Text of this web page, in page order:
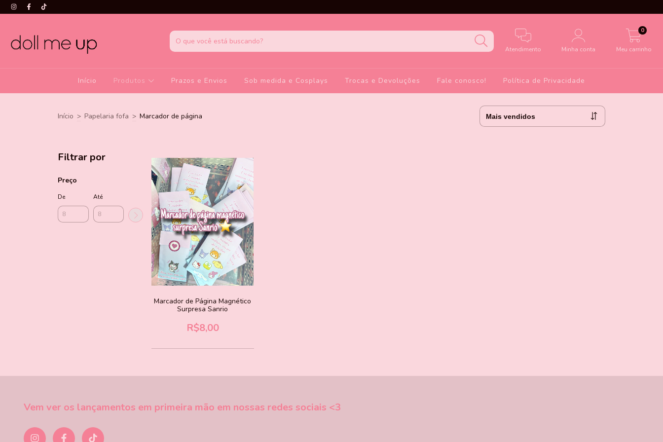
Atendimento Minha conta Meu carrinho
0
Início Produtos Prazos e Envios Sob medida e Cosplays Trocas e Devoluções Fale conosco! Política de Privacidade
Início > Papelaria fofa > Marcador de página
Filtrar por
Preço
De Até
Marcador de Página Magnético
Surpresa Sanrio
R$8,00
Vem ver os lançamentos em primeira mão em nossas redes sociais <3